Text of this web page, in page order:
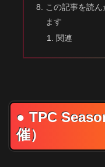
この記事を読
ます
関連
● TPC
催）